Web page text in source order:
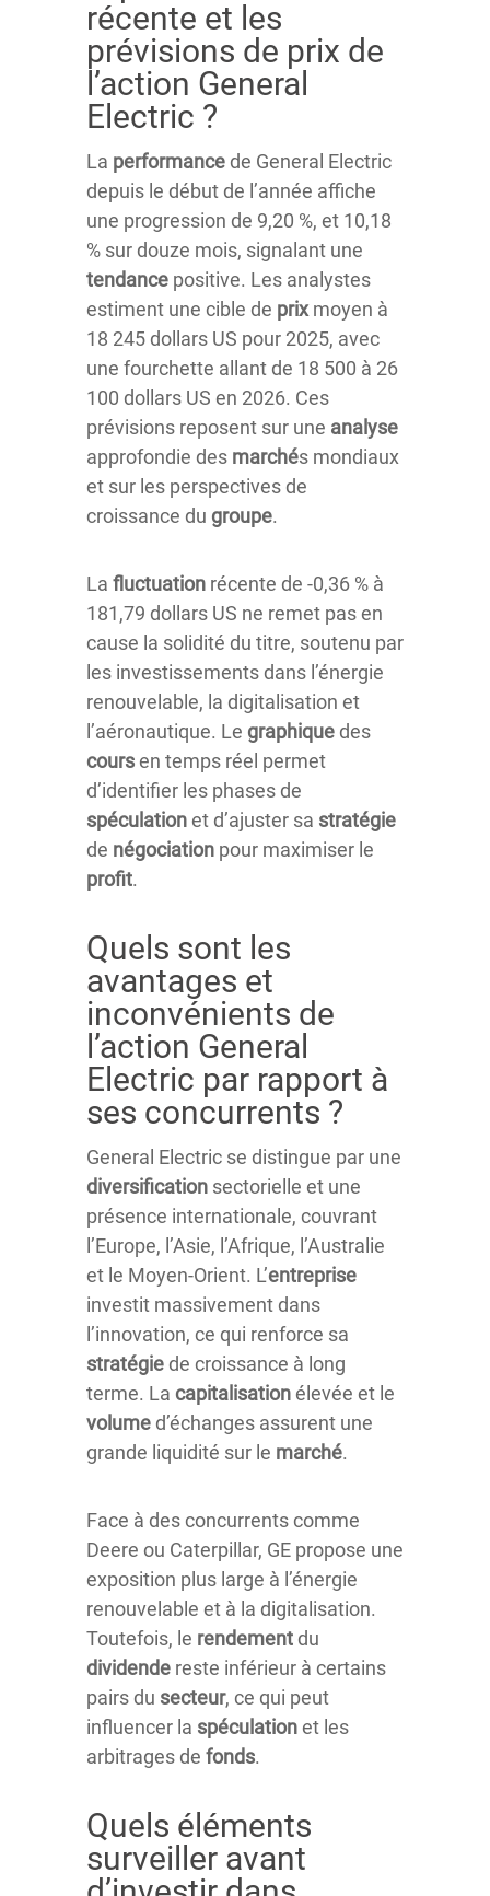
récente et les
prévisions de prix de
l’action General
Electric ?
La performance de General Electric
depuis le début de l’année affiche
une progression de 9,20 %, et 10,18
% sur douze mois, signalant une
tendance positive. Les analystes
estiment une cible de prixmoyen à
18 245 dollars US pour 2025, avec
une fourchette allant de 18 500 à 26
100 dollars US en 2026. Ces
prévisions reposent sur une analyse
approfondie des marchés mondiaux
et sur les perspectives de
croissance du groupe.
La fluctuation récente de -0,36 % à
181,79 dollars US ne remet pas en
cause la solidité du titre, soutenu par
les investissements dans l’énergie
renouvelable, la digitalisation et
l’aéronautique. Le graphique des
coursen temps réel permet
d’identifier les phases de
spéculationet d’ajuster sa stratégie
de négociation pour maximiser le
profit.
Quels sont les
avantages et
inconvénients de
l’action General
Electric par rapport à
ses concurrents ?
General Electric se distingue par une
diversification sectorielle et une
présence internationale, couvrant
l’Europe, l’Asie, l’Afrique, l’Australie
et le Moyen-Orient. L’entreprise
investit massivement dans
l’innovation, ce qui renforce sa
stratégie de croissance à long
terme. La capitalisationélevée et le
volume d’échanges assurent une
grande liquidité sur le marché.
Face à des concurrents comme
Deere ou Caterpillar, GE propose une
exposition plus large à l’énergie
renouvelable et à la digitalisation.
Toutefois, le rendement du
dividende reste inférieur à certains
pairs du secteur, ce qui peut
influencer la spéculationet les
arbitrages de fonds.
Quels éléments
surveiller avant